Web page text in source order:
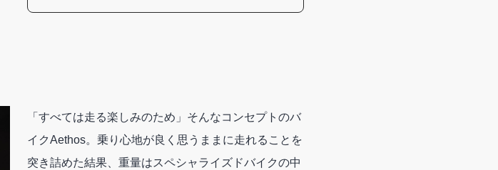
「すべては走る楽しみのため」そんなコンセプトのバ
イクAethos。乗り心地が良く思うままに走れることを
突き詰めた結果、重量はスペシャライズドバイクの中